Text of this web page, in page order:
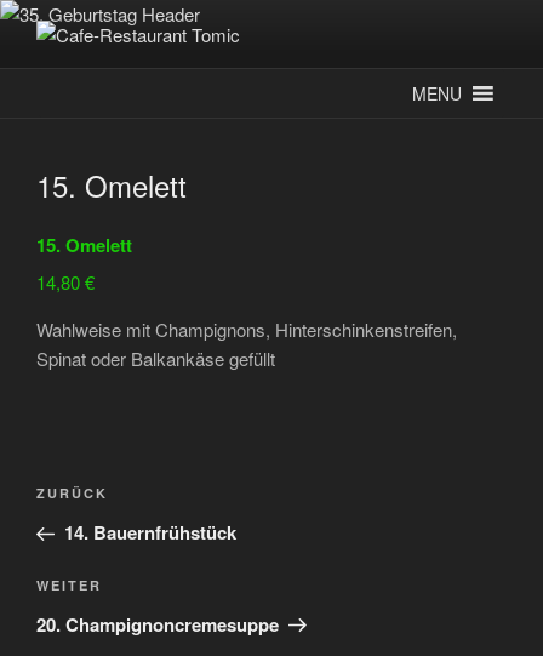
Zum
Inhalt
springenCAFE-RESTAURANT TOMIC
Deutsch-Kroatisches Spezialitätenrestaurant
MENU
15. Omelett
15. Omelett
14,80 €
Wahlweise mit Champignons, Hinterschinkenstreifen,
Spinat oder Balkankäse gefüllt
Beitragsnavigation
Vorheriger
Beitrag
ZURÜCK
14. Bauernfrühstück
Nächster
Beitrag
WEITER
20. Champignoncremesuppe